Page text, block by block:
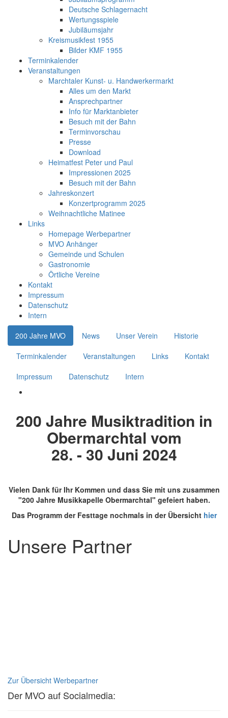
Deutsche Schlagernacht
Wertungsspiele
Jubiläumsjahr
Kreismusikfest 1955
Bilder KMF 1955
Terminkalender
Veranstaltungen
Marchtaler Kunst- u. Handwerkermarkt
Alles um den Markt
Ansprechpartner
Info für Marktanbieter
Besuch mit der Bahn
Terminvorschau
Presse
Download
Heimatfest Peter und Paul
Impressionen 2025
Besuch mit der Bahn
Jahreskonzert
Konzertprogramm 2025
Weihnachtliche Matinee
Links
Homepage Werbepartner
MVO Anhänger
Gemeinde und Schulen
Gastronomie
Örtliche Vereine
Kontakt
Impressum
Datenschutz
Intern
200 Jahre MVO
News Unser Verein
Historie
Terminkalender
Veranstaltungen Links
Kontakt
Impressum
Datenschutz Intern
200 Jahre Musiktradition in
Obermarchtal vom
28. - 30 Juni 2024
Vielen Dank für Ihr Kommen und dass Sie mit uns zusammen
"200 Jahre Musikkapelle Obermarchtal" gefeiert haben.
Das Programm der Festtage nochmals in der Übersicht hier
Unsere Partner
Zur Übersicht Werbepartner
Der MVO auf Socialmedia: